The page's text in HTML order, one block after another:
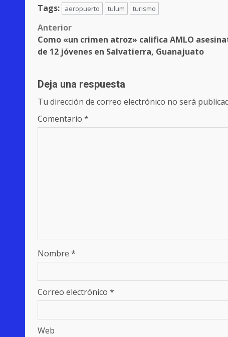
Tags:
aeropuerto tulum turismo
Post
navigation
Anterior
Como «un crimen atroz» califica AMLO
de 12 jóvenes en Salvatierra, Guanajuato
Deja una respuesta
Tu dirección de correo electrónico no será
Comentario *
Nombre *
Correo electrónico *
Web